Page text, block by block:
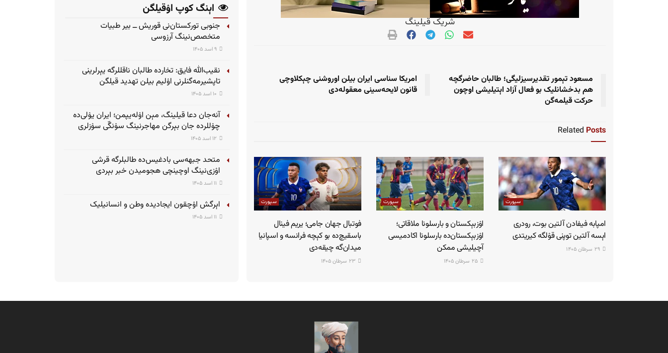
اېنگ کوپ اۉقیلگن
جنوبی تورکستان‌نی قوریش ــ بیر طبیات
متخصص‌نینگ آرزوسی
نقیب‌الله فایق: تخارده طالبان ناقللرگه یېرلرینی
تاپشیرمه‌گنلرنی اۉلیم بیلن تهدید قیلگن
آنه‌جان دعا قیلینگ، مېن اۉله‌یپمن؛ ایران یۉلی‌ده
چۉللرده جان بېرگن مهاجرنینگ سۉنگّی سۉزلری
متحد جبهه‌سی بادغیس‌ده طالبلرگه قرشی
اۉزی‌نینگ اوچینچی هجومیدن خبر بېردی
اېرگش اۉچقون ایجادیده وطن و انسانیلیک
شریک قیلینگ
مسعود تېمور تقدیرسیزلیگی؛ طالبان حاضرگچه
هم بدخشانلیک بو فعال آزاد اېتیلیشی اوچون
حرکت قیلمه‌گن
امریکا سناسی ایران بیلن اوروشنی چېکلاوچی
قانون لایحه‌سینی معقوله‌دی
Related Posts
سپورت
امپابه فیفادن آلتین بوت، رودری
اېسه آلتین توپنی قۉلگه کیریتدی
۲۹ سرطان ۱۴۰۵
سپورت
اۉزبېکستان و بارسلونا ملاقاتی؛
اۉزبېکستان‌ده بارسلونا اکادمیسی
آچیلیشی ممکن
۲۵ سرطان ۱۴۰۵
سپورت
فوتبال جهان جامی؛ یریم فینال
باسقیچ‌ده بو کېچه فرانسه و اسپانیا
میدان‌گه چیقه‌دی
۲۳ سرطان ۱۴۰۵